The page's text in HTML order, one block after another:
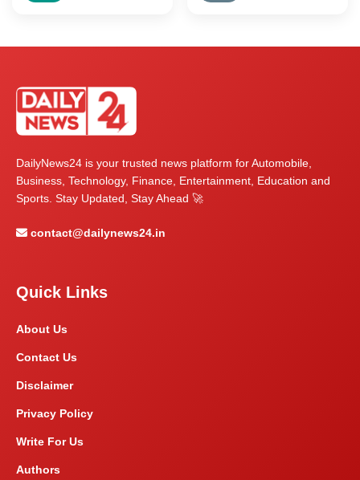
DailyNews24 is your trusted news platform for Automobile,
Business, Technology, Finance, Entertainment, Education and
Sports. Stay Updated, Stay Ahead 🚀
contact@dailynews24.in
Quick Links
About Us
Contact Us
Disclaimer
Privacy Policy
Write For Us
Authors